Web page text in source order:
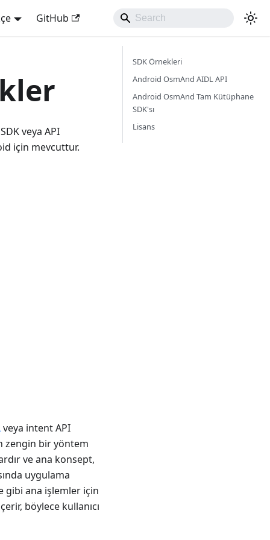
GitHub
veya API
için mevcuttur.
veya intent API
zengin bir yöntem
ve ana konsept,
uygulama
gibi ana işlemler için
böylece kullanıcı
SDK Örnekleri
Android OsmAnd AIDL API
Android OsmAnd Tam Kütüphane
SDK'sı
Lisans